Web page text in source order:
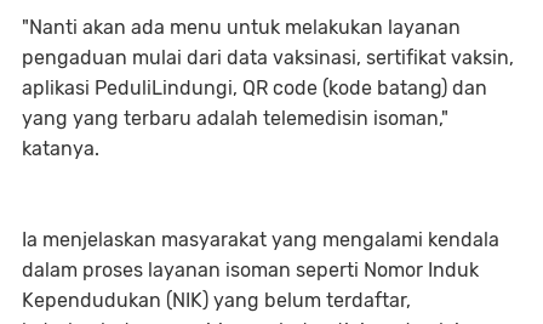
"Nanti akan ada menu untuk melakukan layanan
pengaduan mulai dari data vaksinasi, sertifikat vaksin,
aplikasi PeduliLindungi, QR code (kode batang) dan
yang yang terbaru adalah telemedisin isoman,"
katanya.
Ia menjelaskan masyarakat yang mengalami kendala
dalam proses layanan isoman seperti Nomor Induk
Kependudukan (NIK) yang belum terdaftar,